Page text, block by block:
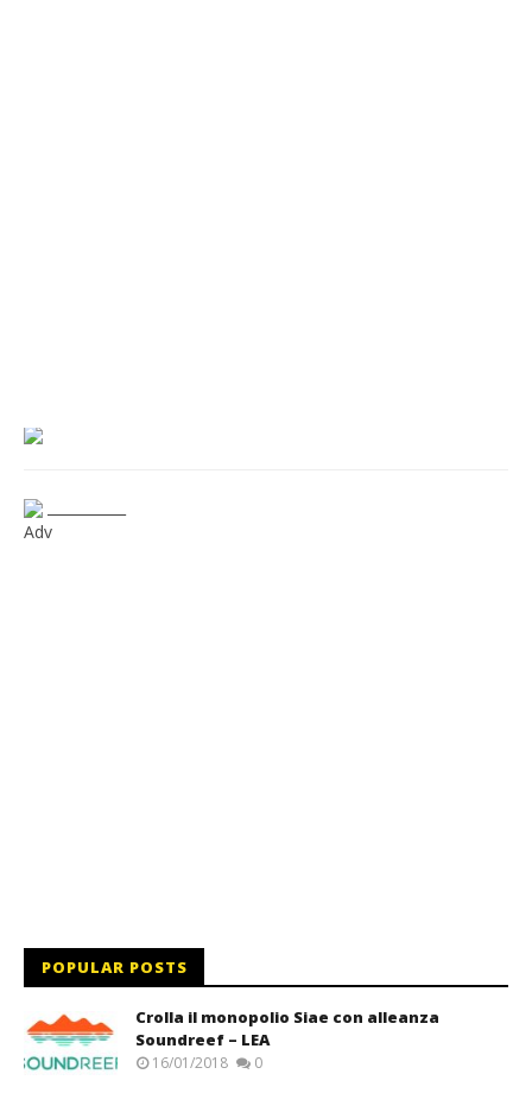
Adv
POPULAR POSTS
Crolla il monopolio Siae con alleanza
Soundreef – LEA
16/01/2018 0